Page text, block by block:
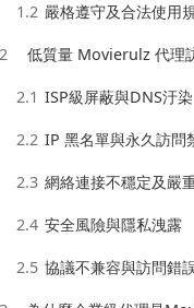
1.2 嚴格遵守及合法使用
2 低質量 Movierulz 代理
2.1 ISP級屏蔽與DNS汙染
2.2 IP 黑名單與永久訪問
2.3 網絡連接不穩定及嚴
2.4 安全風險與隱私洩露
2.5 協議不兼容與訪問錯